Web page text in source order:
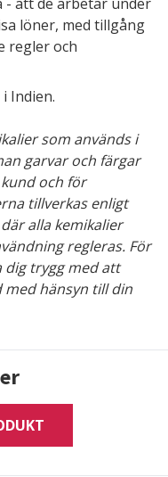
löner, med tillgång
regler och
Indien.
som används i
garvar och färgar
och för
tillverkas enligt
alla kemikalier
regleras. För
dig trygg med att
hänsyn till din